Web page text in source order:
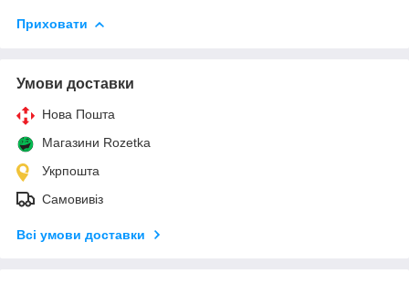
Приховати
Умови доставки
Нова Пошта
Магазини Rozetka
Укрпошта
Самовивіз
Всі умови доставки